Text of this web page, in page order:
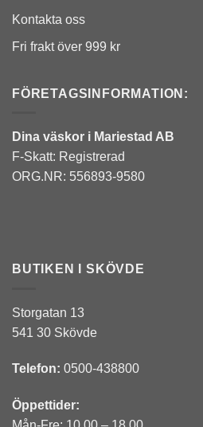
Kontakta oss
Fri frakt över 999 kr
FÖRETAGSINFORMATION:
Dina väskor i Mariestad AB
F-Skatt: Registrerad
ORG.NR: 556893-9580
BUTIKEN I SKÖVDE
Storgatan 13
541 30 Skövde
Telefon: 0500-438800
Öppettider: